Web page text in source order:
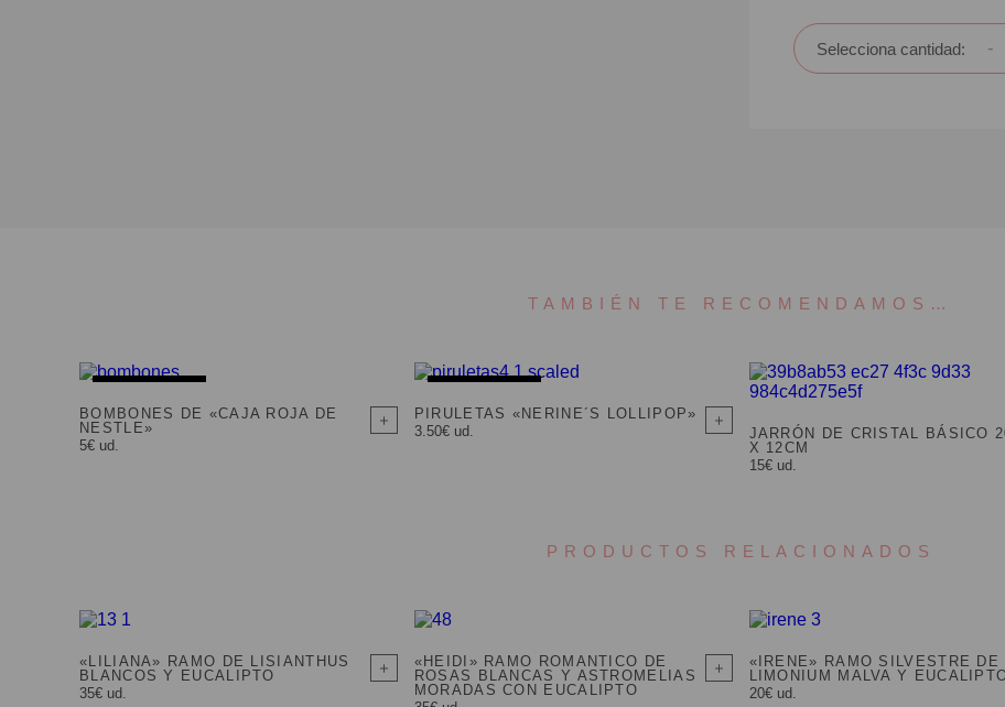
Selecciona cantidad: -
TAMBIÉN TE RECOMENDAMOS…
BOMBONES DE «CAJA ROJA DE
NESTLE»
5€ ud.
PIRULETAS «NERINE´S LOLLIPOP»
3.50€ ud.
JARRÓN DE CRISTAL BÁSICO
X 12CM
15€ ud.
PRODUCTOS RELACIONADOS
«LILIANA» RAMO DE LISIANTHUS
BLANCOS Y EUCALIPTO
35€ ud.
«HEIDI» RAMO ROMANTICO DE
ROSAS BLANCAS Y ASTROMELIAS
MORADAS CON EUCALIPTO
«IRENE» RAMO SILVESTRE DE
LIMONIUM MALVA Y
20€ ud.